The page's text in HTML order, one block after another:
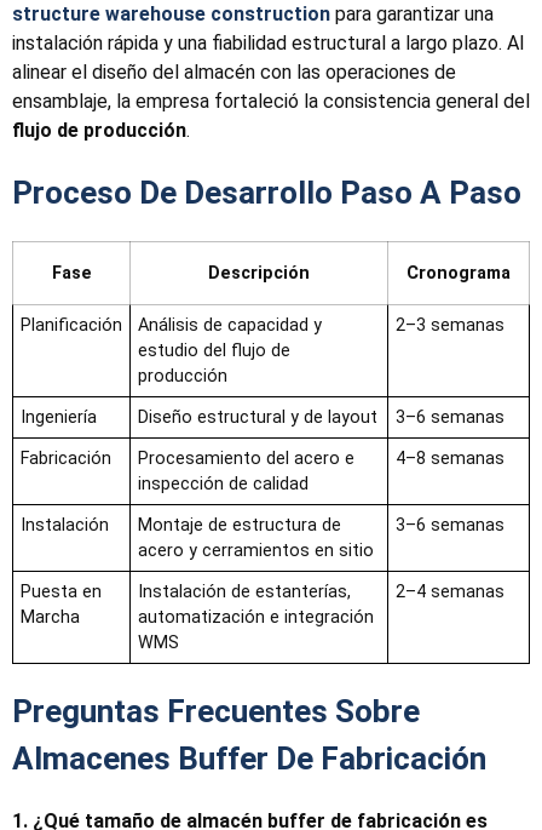
structure warehouse construction para garantizar una
instalación rápida y una fiabilidad estructural a largo plazo. Al
alinear el diseño del almacén con las operaciones de
ensamblaje, la empresa fortaleció la consistencia general del
flujo de producción.
Proceso De Desarrollo Paso A Paso
Fase Descripción Cronograma
Planificación
Análisis de capacidad y
estudio del flujo de
producción
2–3 semanas
Ingeniería Diseño estructural y de layout
3–6 semanas
Fabricación
Procesamiento del acero e
inspección de calidad
4–8 semanas
Instalación
Montaje de estructura de
acero y cerramientos en sitio
3–6 semanas
Puesta en
Marcha
Instalación de estanterías,
automatización e integración
WMS
2–4 semanas
Preguntas Frecuentes Sobre
Almacenes Buffer De Fabricación
1. ¿Qué tamaño de almacén buffer de fabricación es